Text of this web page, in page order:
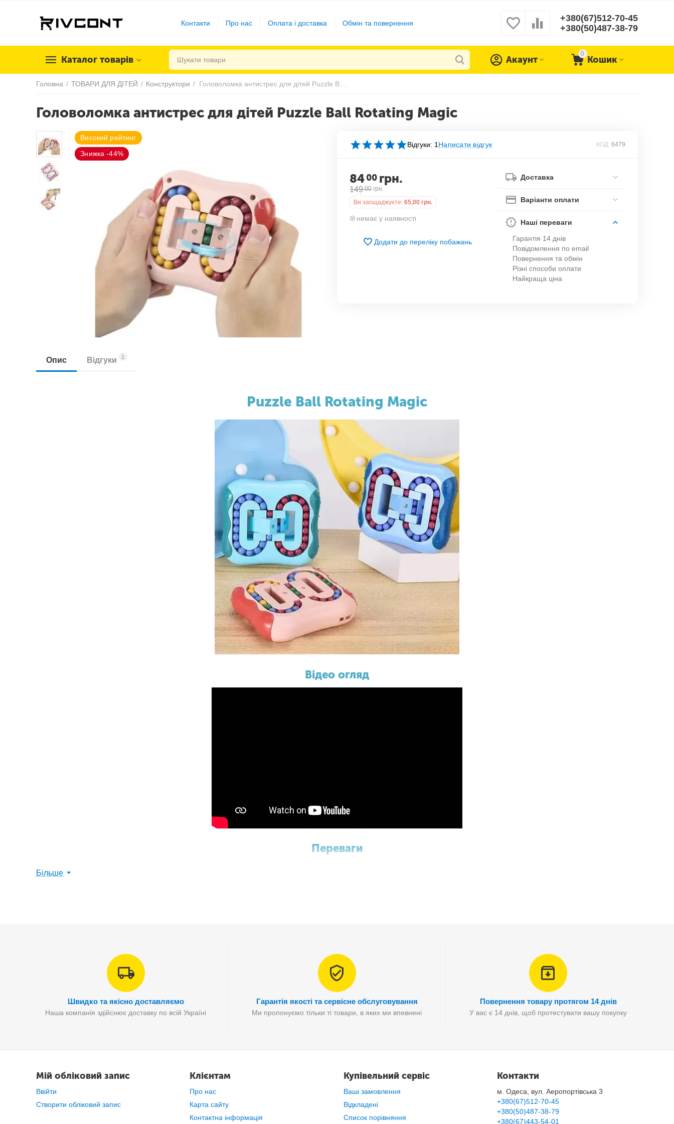
Контакти Про нас Оплата і доставка Обмін та повернення
+380(67)512-70-45
+380(50)487-38-79
Каталог товарів
0
Кошик
Акаунт
Головна / ТОВАРИ ДЛЯ ДІТЕЙ / Конструктори /
Головоломка антистрес для дітей Puzzle Ball Rotating Magic
Знижка -44%
Відгуки: 1 Написати відгук КОД: 6479
8400 грн.
149 00 грн.
Ви заощаджуєте: 65,00 грн.
немає у наявності
Додати до переліку побажань
Доставка
Варіанти оплати
Наші переваги
Гарантія 14 днів
Повідомлення по email
Повернення та обмін
Різні способи оплати
Найкраща ціна
Опис Відгуки 1
Puzzle Ball Rotating Magic
Відео огляд
Переваги
По центру розташований спеціальний механізм, завдяки якому кулі можна переміщати з одного боку в інший. Завдання головоломки помістити кульки певного кольору у свій слот.
Більше
Швидко та якісно доставляємо
Наша компанія здійснює доставку по всій Україні
Гарантія якості та сервісне обслуговування
Ми пропонуємо тільки ті товари, в яких ми впевнені
Повернення товару протягом 14 днів
У вас є 14 днів, щоб протестувати вашу покупку
Мій обліковий запис
Ввійти
Створити обліковий запис
Клієнтам
Про нас
Карта сайту
Контактна інформація
Купівельний сервіс
Ваші замовлення
Відкладені
Список порівняння
Контакти
м. Одеса, вул. Аеропортівська 3
+380(67)512-70-45
+380(50)487-38-79
+380(67)443-54-01